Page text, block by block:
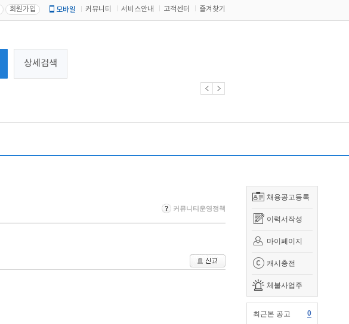
회원가입 모바일 커뮤니티 서비스안내 고객센터 즐겨찾기
상세검색
채용공고등록
이력서작성
마이페이지
캐시충전
체불사업주
최근본 공고 0
커뮤니티운영정책